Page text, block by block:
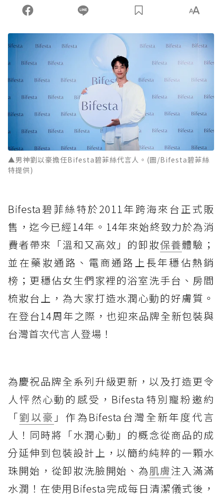
▲男神劉以豪擔任Bifesta碧菲絲代言人。(圖/Bifesta碧菲絲
特提供)
Bifesta碧菲絲特於2011年跨海來台正式販
售，迄今已經14年。14年來始終致力於為消
費者帶來「溫和又高效」的卸妝保養體驗；
並在藥妝通路、電商通路上長年穩佔熱銷
榜；更穩佔女生們家裡的浴室洗手台、房間
梳妝台上，為大家打造水潤心動的好膚質。
在登台14周年之際，也迎來品牌全新包裝與
台灣首次代言人登場！
為慶祝品牌全系列升級更新，以及打造更令
人怦然心動的感受，Bifesta特別寵粉邀約
「劉以豪 」作為Bifesta台灣全新年度代言
人！同時將「水潤心動」的概念從商品的成
分延伸到包裝設計上，以簡約純粹的一顆水
珠開始，從卸妝洗臉開始、為肌膚注入滿滿
水潤！在使用Bifesta完成每日清潔儀式後，